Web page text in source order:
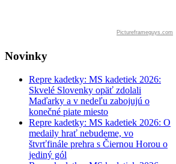
Pictureframeguys.com
Novinky
Repre kadetky: MS kadetiek 2026:
Skvelé Slovenky opäť zdolali
Maďarky a v nedeľu zabojujú o
konečné piate miesto
Repre kadetky: MS kadetiek 2026: O
medaily hrať nebudeme, vo
štvrťfinále prehra s Čiernou Horou o
jediný gól